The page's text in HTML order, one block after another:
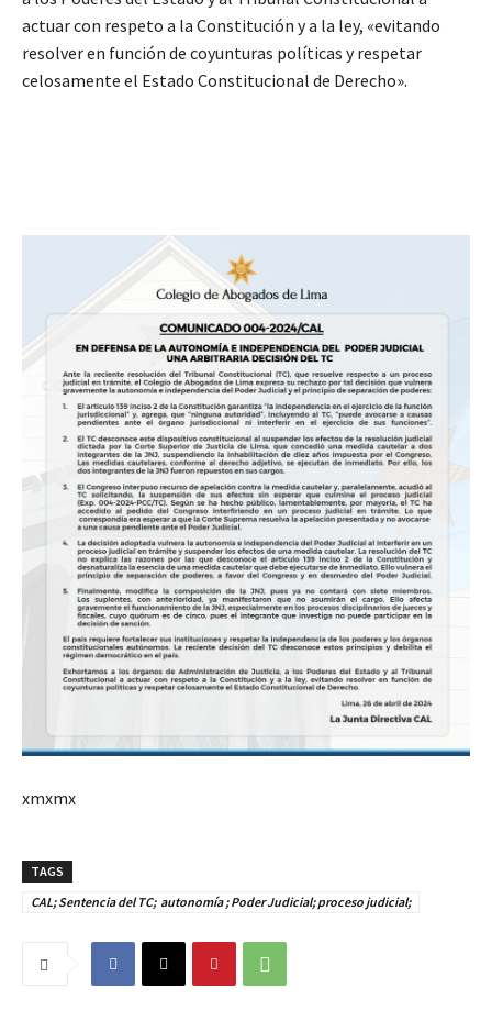
actuar con respeto a la Constitución y a la ley, «evitando
resolver en función de coyunturas políticas y respetar
celosamente el Estado Constitucional de Derecho».
xmxmx
TAGS
CAL; Sentencia del TC; autonomía ; Poder Judicial; proceso judicial;